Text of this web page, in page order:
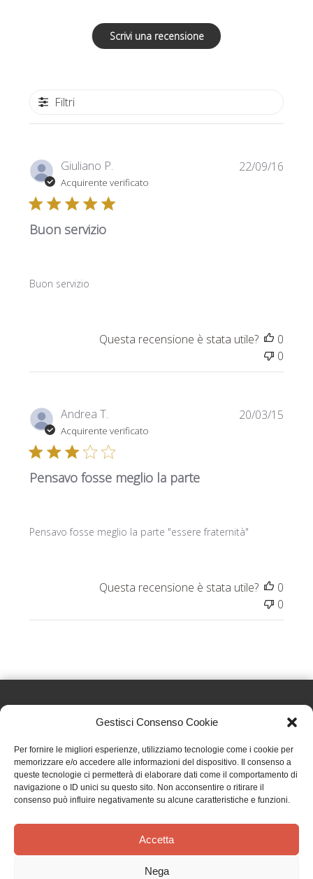
Gestisci Consenso Cookie
Per fornire le migliori esperienze, utilizziamo tecnologie come i cookie per
memorizzare e/o accedere alle informazioni del dispositivo. Il consenso a
queste tecnologie ci permetterà di elaborare dati come il comportamento di
navigazione o ID unici su questo sito. Non acconsentire o ritirare il
consenso può influire negativamente su alcune caratteristiche e funzioni.
Accetta
Nega
Scrivi una recensione
Filtri
Giuliano P.
Acquirente verificato
Buon servizio
Buon servizio
22/09/16
Questa recensione è stata utile?
0
0
Andrea T.
Acquirente verificato
Pensavo fosse meglio la parte
Pensavo fosse meglio la parte "essere fraternità"
20/03/15
Questa recensione è stata utile?
0
0
Effatà Editrice di Pellegrino Paolo SAS
C.F. e P.IVA 09655250018
Via Tre Denti, 1 - 10060 Cantalupa (TO)
Telefono: (+39) 0121 353452 - Fax: (+39) 0121 353839